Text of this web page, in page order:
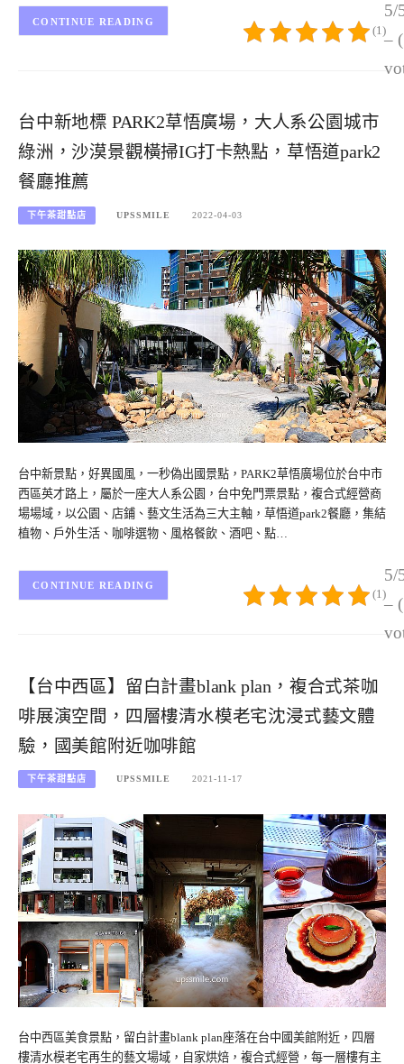
5/
–
(1)
CONTINUE READING
台中新地標 PARK2草悟廣場，大人系公園城市
綠洲，沙漠景觀橫掃IG打卡熱點，草悟道park2
餐廳推薦
下午茶甜點店 UPSSMILE 2022-04-03
台中新景點，好異國風，一秒偽出國景點，PARK2草悟廣場位於台中市
西區英才路上，屬於一座大人系公園，台中免門票景點，複合式經營商
場場域，以公園、店鋪、藝文生活為三大主軸，草悟道park2餐廳，集結
植物、戶外生活、咖啡選物、風格餐飲、酒吧、點…
5/
–
(1)
CONTINUE READING
【台中西區】留白計畫blank plan，複合式茶咖
啡展演空間，四層樓清水模老宅沈浸式藝文體
驗，國美館附近咖啡館
下午茶甜點店 UPSSMILE 2021-11-17
台中西區美食景點，留白計畫blank plan座落在台中國美館附近，四層
樓清水模老宅再生的藝文場域，自家烘焙，複合式經營，每一層樓有主